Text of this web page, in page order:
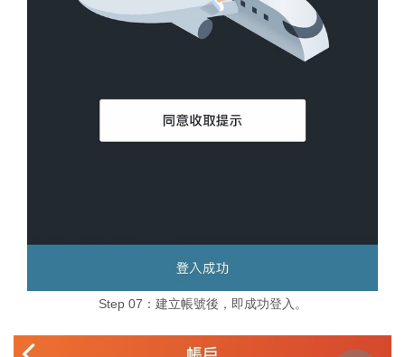
Step 07：建立帳號後，即成功登入。